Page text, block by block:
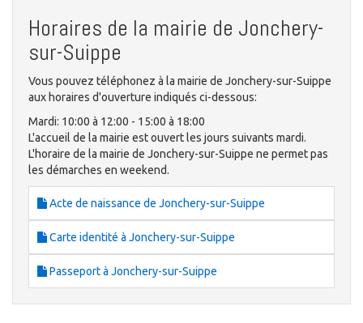
Horaires de la mairie de Jonchery-
sur-Suippe
Vous pouvez téléphonez à la mairie de Jonchery-sur-Suippe
aux horaires d'ouverture indiqués ci-dessous:
Mardi: 10:00 à 12:00 - 15:00 à 18:00
L'accueil de la mairie est ouvert les jours suivants mardi.
L'horaire de la mairie de Jonchery-sur-Suippe ne permet pas
les démarches en weekend.
Acte de naissance de Jonchery-sur-Suippe
Carte identité à Jonchery-sur-Suippe
Passeport à Jonchery-sur-Suippe